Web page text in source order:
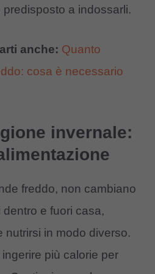
a indossarli.
anche: Quanto
cosa è necessario
invernale:
freddo, non cambiano
e fuori casa,
nutrirsi in modo diverso.
più calorie per